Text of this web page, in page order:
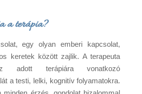
a terápia?
egy olyan emberi kapcsolat,
keretek között zajlik. A terapeuta
adott terápiára vonatkozó
a testi, lelki, kognitív folyamatokra.